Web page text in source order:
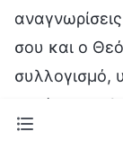
σου και ο
συλλογισμό,
σοφία,
ηθική,